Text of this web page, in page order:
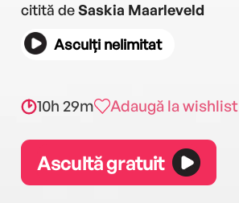
citită deSaskia Maarleveld
Asculți nelimitat
10h 29m Adaugă la wishlist
Ascultă gratuit